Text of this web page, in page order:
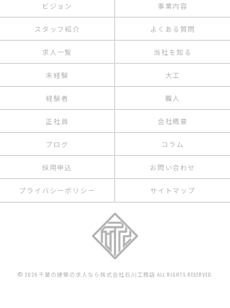
ビジョン 事業内容
スタッフ紹介 よくある質問
求人一覧 当社を知る
未経験 大工
経験者 職人
正社員 会社概要
ブログ コラム
採用申込 お問い合わせ
プライバシーポリシー サイトマップ
© 2026 千葉の建築の求人なら株式会社石川工務店 ALL RIGHTS RESERVED.